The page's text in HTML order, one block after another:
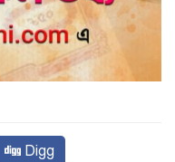
Digg